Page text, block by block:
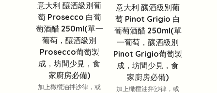
意大利 釀酒級別葡
萄 Prosecco 白葡
萄酒醋 250ml(單一
葡萄，釀酒級別
Prosecco葡萄製
成，坊間少見，食
家廚房必備)
加上橄欖油拌沙律，或
意大利 釀酒級別葡
萄 Pinot Grigio 白
葡萄酒醋 250ml(單
一葡萄，釀酒級別
Pinot Grigio葡萄製
成，坊間少見，食
家廚房必備)
加上橄欖油拌沙律，或